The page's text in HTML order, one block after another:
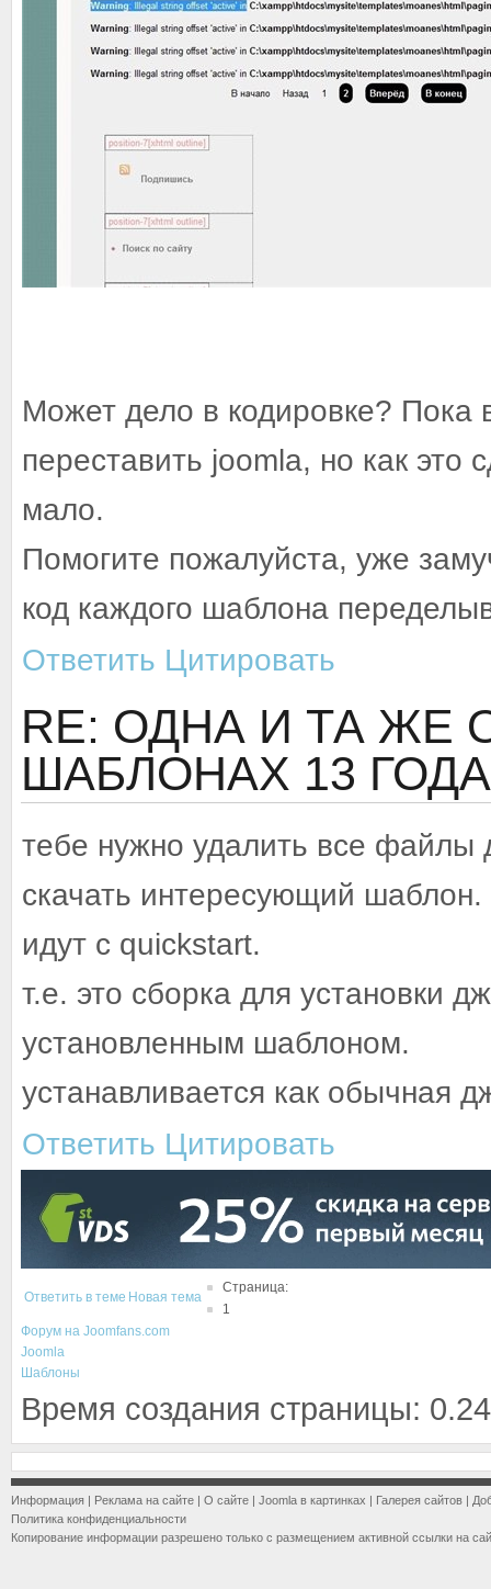
Может дело в кодировке? Пока
переставить joomla, но как это
мало.
Помогите пожалуйста, уже
код каждого шаблона
Ответить Цитировать
RE: ОДНА И ТА ЖЕ
ШАБЛОНАХ 13
тебе нужно удалить все
скачать интересующий
идут с quickstart.
т.е. это сборка для установки
установленным шаблоном.
устанавливается как обычная
Ответить Цитировать
Ответить в теме Новая тема
Страница:
1
Форум на Joomfans.com
Joomla
Шаблоны
Время создания страницы:
Информация | Реклама на сайте | О сайте | Joomla в картинках | Галерея сайтов |
Политика конфиденциальности
Копирование информации разрешено только с размещением активной ссылки на